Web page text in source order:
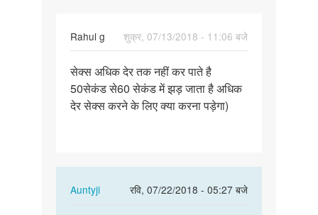
Rahul g
शुक्र, 07/13/2018 - 11:06 बजे
सेक्स
अधिक
देर
सेक्स अधिक देर तक नहीं कर पाते है
50सेकंड से60 सेकंड में झड़ जाता है अधिक
देर सेक्स करने के लिए क्या करना पड़ेगा)
Auntyji
रवि, 07/22/2018 - 05:27 बजे
In